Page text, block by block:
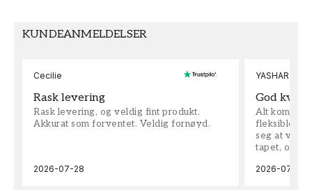
KUNDEANMELDELSER
Cecilie
Rask levering
Rask levering, og veldig fint produkt.
Akkurat som forventet. Veldig fornøyd.
2026-07-28
YASHAR
God
Alt kom
fleksible på
seg at vi
tapet, og
2026-07-04